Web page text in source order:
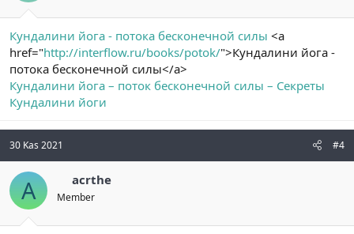
Кундалини йога - потока бесконечной силы <a
href="http://interflow.ru/books/potok/">Кундалини йога -
потока бесконечной силы</a>
Кундалини йога – поток бесконечной силы – Секреты
Кундалини йоги
30 Kas 2021 #4
A acrthe
Member